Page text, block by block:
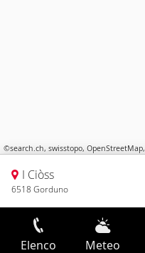
©search.ch, swisstopo, OpenStreetMap,
I Ciòss
6518 Gorduno
Elenco Meteo